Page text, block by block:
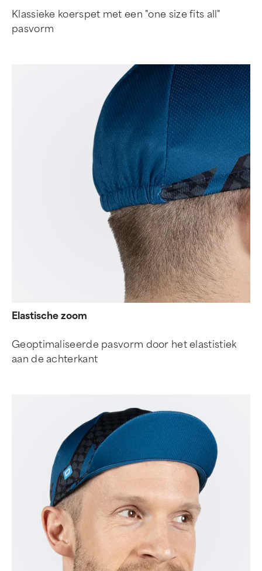
Klassieke koerspet met een "one size fits all"
pasvorm
Elastische zoom
Geoptimaliseerde pasvorm door het elastistiek
aan de achterkant